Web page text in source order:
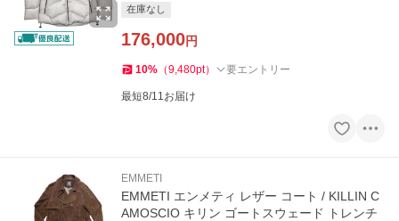
在庫なし
176,000円
10% （9,480pt） 要エントリー
最短8/11お届け
EMMETI
EMMETI エンメティ レザー コート / KILLIN C
AMOSCIO キリン ゴートスウェード トレンチ